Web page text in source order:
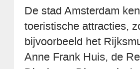
De stad Amsterdam
toeristische attracties,
bijvoorbeeld het
Anne Frank Huis, de